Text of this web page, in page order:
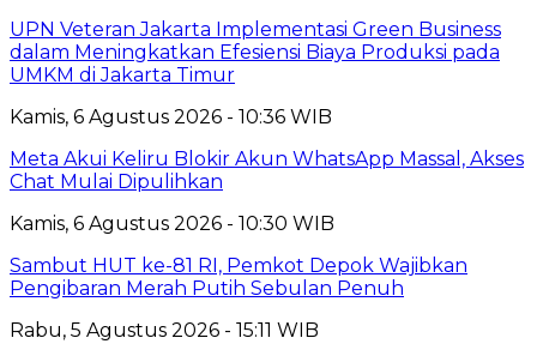
UPN Veteran Jakarta Implementasi Green Business
dalam Meningkatkan Efesiensi Biaya Produksi pada
UMKM di Jakarta Timur
Kamis, 6 Agustus 2026 - 10:36 WIB
Meta Akui Keliru Blokir Akun WhatsApp Massal, Akses
Chat Mulai Dipulihkan
Kamis, 6 Agustus 2026 - 10:30 WIB
Sambut HUT ke-81 RI, Pemkot Depok Wajibkan
Pengibaran Merah Putih Sebulan Penuh
Rabu, 5 Agustus 2026 - 15:11 WIB